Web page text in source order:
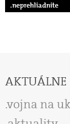
.neprehliadnite
AKTUÁLNE
vojna na